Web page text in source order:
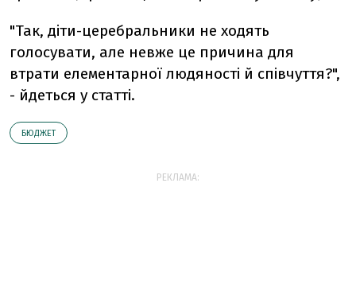
"Так, діти-церебральники не ходять
голосувати, але невже це причина для
втрати елементарної людяності й співчуття?",
- йдеться у статті.
БЮДЖЕТ
РЕКЛАМА: